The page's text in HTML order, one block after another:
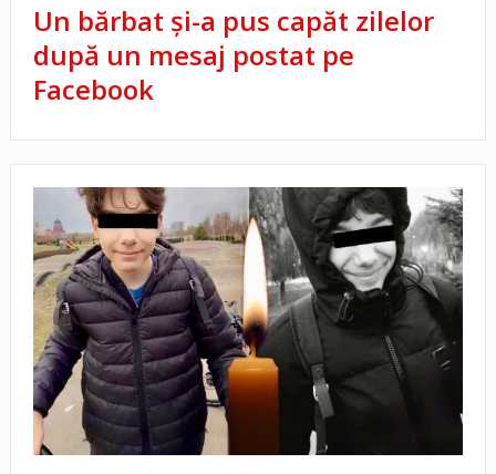
Un bărbat și-a pus capăt zilelor
după un mesaj postat pe
Facebook